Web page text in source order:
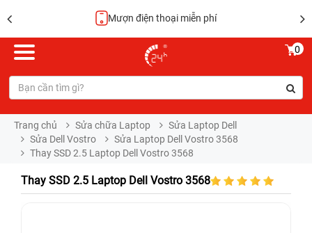
Mượn điện thoại miễn phí
0
Trang chủ Sửa chữa Laptop
Sửa Laptop Dell
Sửa Dell Vostro
Sửa Laptop Dell Vostro 3568
Thay SSD 2.5 Laptop Dell Vostro 3568
Thay SSD 2.5 Laptop Dell Vostro 3568